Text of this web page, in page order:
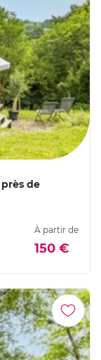
de
À partir de
150 €